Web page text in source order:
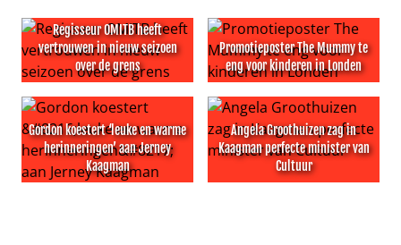
Regisseur OMITB heeft
vertrouwen in nieuw seizoen
over de grens
Regisseur OMITB heeft vertrouwen in nieuw seizoen
Promotieposter The Mummy te
eng voor kinderen in Londen
Promotieposter The
Gordon koestert ‘leuke en warme
herinneringen’ aan Jerney
Kaagman
Angela Groothuizen zag in
Kaagman perfecte minister van
Cultuur